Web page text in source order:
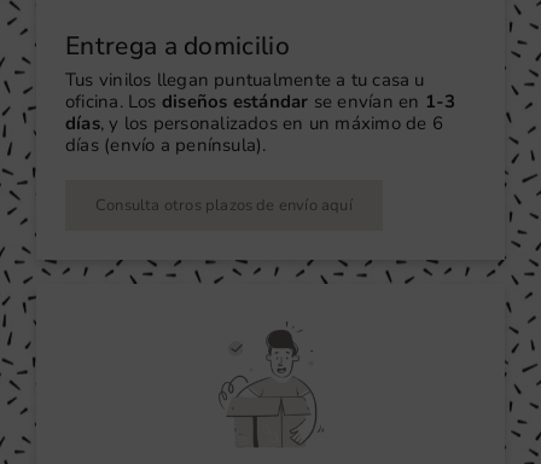
Entrega a domicilio
Tus vinilos llegan puntualmente a tu casa u
oficina. Los diseños estándar se envían en 1-3
días, y los personalizados en un máximo de 6
días (envío a península).
Consulta otros plazos de envío aquí